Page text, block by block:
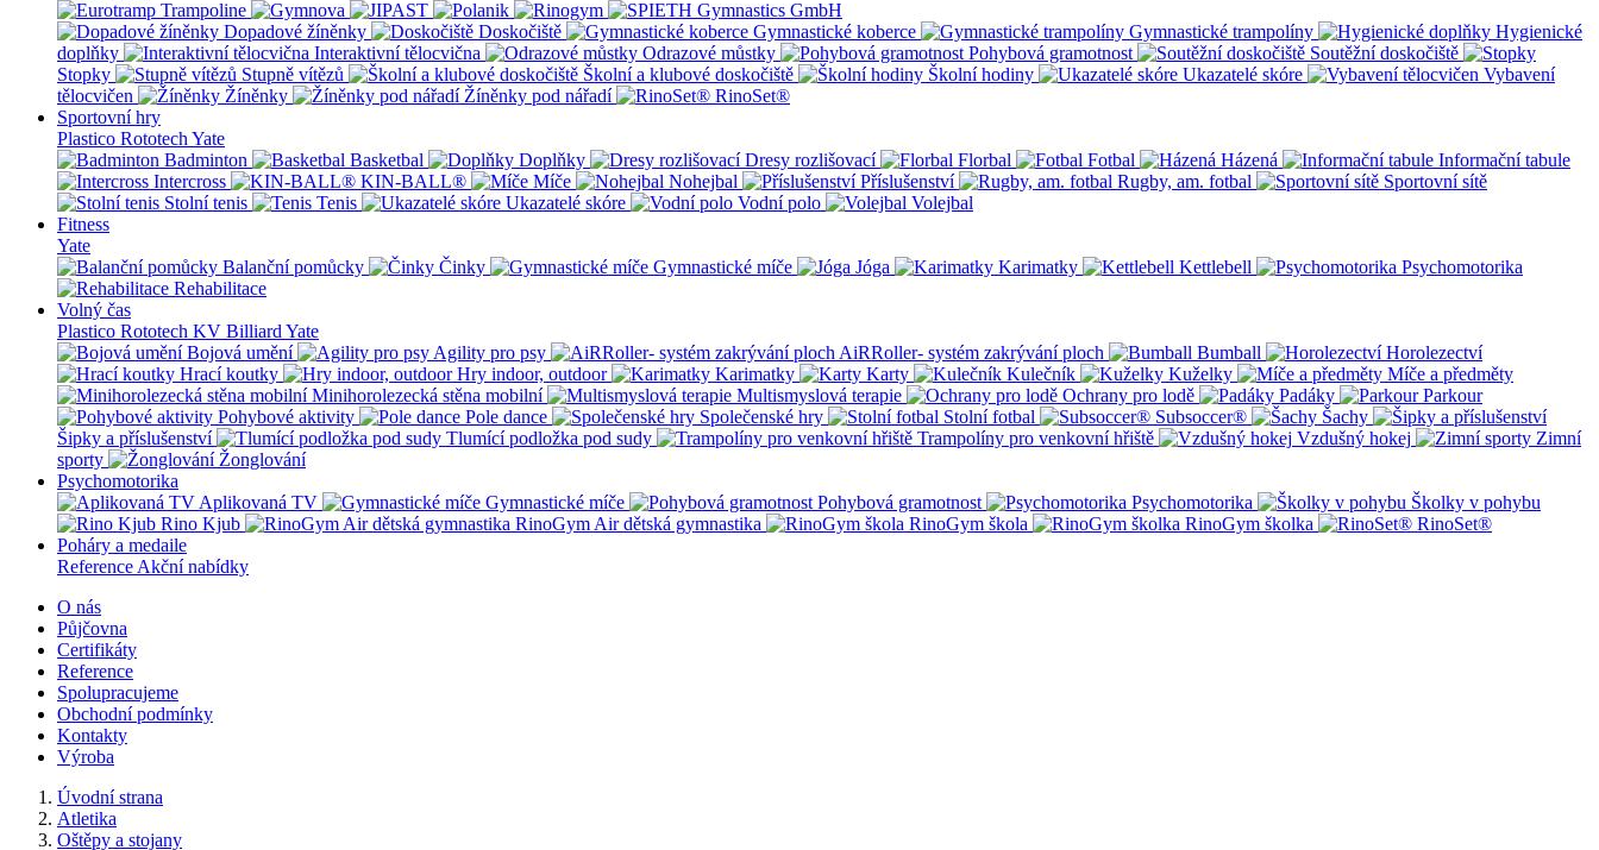
Dopadové žíněnky Doskočiště Gymnastické koberce Gymnastické trampolíny
Hygienické
doplňky
Interaktivní tělocvična Odrazové můstky Pohybová gramotnost
Soutěžní doskočiště
Stopky
Stupně vítězů Školní a klubové doskočiště Školní hodiny Ukazatelé skóre
Vybavení
tělocvičen
Žíněnky Žíněnky pod nářadí
RinoSet®
Sportovní hry
Plastico Rototech Yate
Badminton
Basketbal Doplňky Dresy rozlišovací Florbal Fotbal Házená
Informační tabule
Intercross
KIN-BALL® Míče Nohejbal Příslušenství Rugby, am. fotbal
Sportovní sítě
Stolní tenis
Tenis Ukazatelé skóre Vodní polo
Volejbal
Fitness
Yate
Balanční pomůcky
Činky Gymnastické míče Jóga Karimatky Kettlebell
Psychomotorika
Rehabilitace
Volný čas
Plastico Rototech KV Billiard Yate
Bojová umění
Agility pro psy AiRRoller- systém zakrývání ploch Bumball
Horolezectví
Hrací koutky
Hry indoor, outdoor Karimatky Karty Kulečník Kuželky
Míče a předměty
Minihorolezecká stěna mobilní
Multismyslová terapie Ochrany pro lodě Padáky
Parkour
Pohybové aktivity
Pole dance Společenské hry Stolní fotbal Subsoccer®
Šachy
Šipky a příslušenství
Tlumící podložka pod sudy Trampolíny pro venkovní hřiště Vzdušný hokej
Zimní
sporty
Žonglování
Psychomotorika
Aplikovaná TV
Gymnastické míče Pohybová gramotnost Psychomotorika
Školky v pohybu
Rino Kjub
RinoGym Air dětská gymnastika RinoGym škola RinoGym školka
RinoSet®
Poháry a medaile
Reference Akční nabídky
O nás
Půjčovna
Certifikáty
Reference
Spolupracujeme
Obchodní podmínky
Kontakty
Výroba
Úvodní strana
Atletika
Oštěpy a stojany